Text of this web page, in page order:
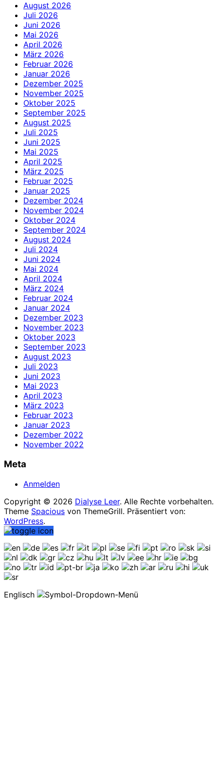
August 2026
Juli 2026
Juni 2026
Mai 2026
April 2026
März 2026
Februar 2026
Januar 2026
Dezember 2025
November 2025
Oktober 2025
September 2025
August 2025
Juli 2025
Juni 2025
Mai 2025
April 2025
März 2025
Februar 2025
Januar 2025
Dezember 2024
November 2024
Oktober 2024
September 2024
August 2024
Juli 2024
Juni 2024
Mai 2024
April 2024
März 2024
Februar 2024
Januar 2024
Dezember 2023
November 2023
Oktober 2023
September 2023
August 2023
Juli 2023
Juni 2023
Mai 2023
April 2023
März 2023
Februar 2023
Januar 2023
Dezember 2022
November 2022
Meta
Anmelden
Copyright © 2026 Dialyse Leer. Alle Rechte vorbehalten.
Theme Spacious von ThemeGrill. Präsentiert von:
WordPress.
Englisch